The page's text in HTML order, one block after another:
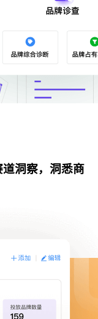
洞察，洞悉商